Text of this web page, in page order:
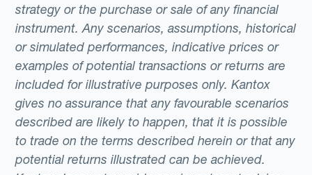
strategy or the purchase or sale of any financial
instrument. Any scenarios, assumptions, historical
or simulated performances, indicative prices or
examples of potential transactions or returns are
included for illustrative purposes only. Kantox
gives no assurance that any favourable scenarios
described are likely to happen, that it is possible
to trade on the terms described herein or that any
potential returns illustrated can be achieved.